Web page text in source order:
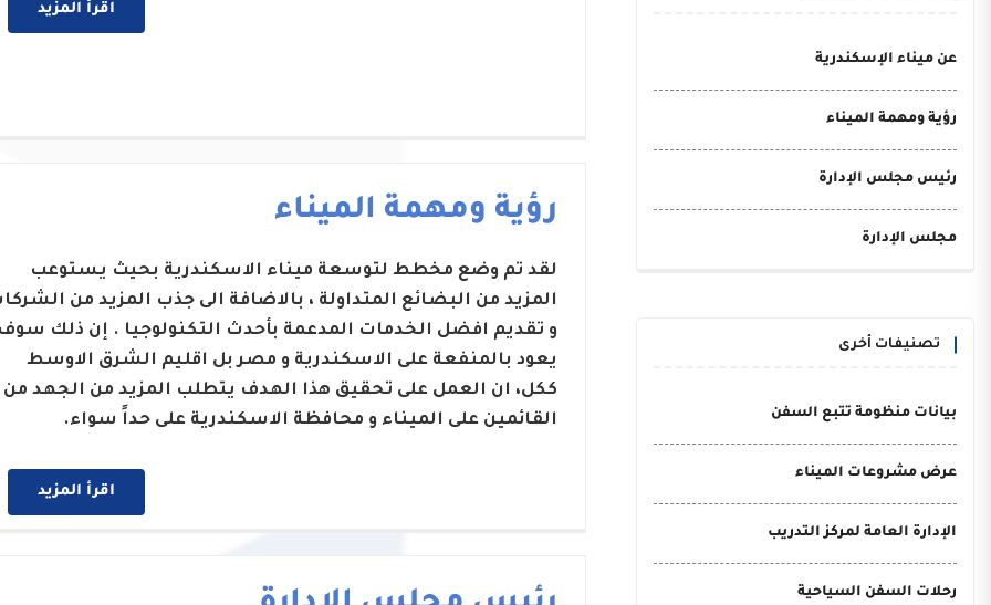
عن ميناء الإسكندرية
رؤية ومهمة الميناء
رئيس مجلس الإدارة
مجلس الإدارة
تصنيفات أخرى
بيانات منظومة تتبع السفن
عرض مشروعات الميناء
الإدارة العامة لمركز التدريب
رحلات السفن السياحية
اقرأ المزيد
رؤية ومهمة الميناء
لقد تم وضع مخطط لتوسعة ميناء الاسكندرية بحيث يستوعب
المزيد من البضائع المتداولة ، بالاضافة الى جذب المزيد من
و تقديم افضل الخدمات المدعمة بأحدث التكنولوجيا . إن ذلك
يعود بالمنفعة على الاسكندرية و مصر بل اقليم الشرق الاوسط
ككل، ان العمل على تحقيق هذا الهدف يتطلب المزيد من الجهد من
القائمين على الميناء و محافظة الاسكندرية على حداً سواء.
اقرأ المزيد